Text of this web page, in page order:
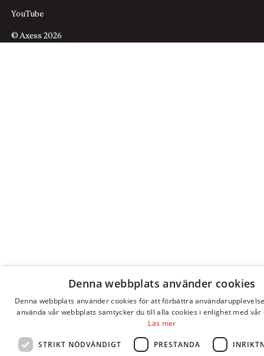
YouTube
© Axess 2026
Denna webbplats använder cookies
Denna webbplats använder cookies för att förbättra
använda vår webbplats samtycker du till alla cookies i enlighet med vår
Läs mer
STRIKT NÖDVÄNDIGT PRESTANDA